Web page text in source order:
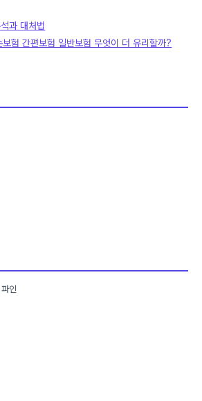
과 대처법
험 간편보험 일반보험 무엇이 더 유리할까?
인